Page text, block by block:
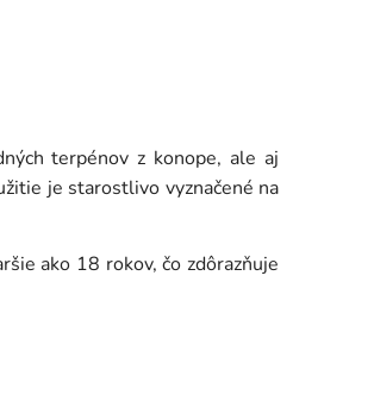
terpénov z konope, ale aj
je starostlivo vyznačené na
ako 18 rokov, čo zdôrazňuje